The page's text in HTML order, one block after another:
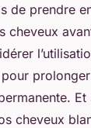
de prendre
cheveux
Et
cheveux